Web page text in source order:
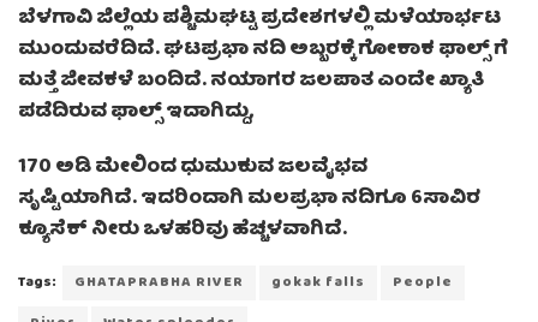
ಬೆಳಗಾವಿ ಜಿಲ್ಲೆಯ ಪಶ್ಚಿಮಘಟ್ಟ ಪ್ರದೇಶಗಳಲ್ಲಿ ಮಳೆಯಾರ್ಭಟ
ಮುಂದುವರೆದಿದೆ. ಘಟಪ್ರಭಾ ನದಿ ಅಬ್ಬರಕ್ಕೆ ಗೋಕಾಕ ಫಾಲ್ಸ್‌ ಗೆ
ಮತ್ತೆ ಜೀವಕಳೆ ಬಂದಿದೆ. ನಯಾಗರ ಜಲಪಾತ ಎಂದೇ ಖ್ಯಾತಿ
ಪಡೆದಿರುವ ಫಾಲ್ಸ್‌ ಇದಾಗಿದ್ದು,
170 ಅಡಿ ಮೇಲಿಂದ ಧುಮುಕುವ ಜಲವೈಭವ
ಸೃಷ್ಟಿಯಾಗಿದೆ. ಇದರಿಂದಾಗಿ ಮಲಪ್ರಭಾ ನದಿಗೂ 6ಸಾವಿರ
ಕ್ಯೂಸೆಕ್ ನೀರು ಒಳಹರಿವು ಹೆಚ್ಚಳವಾಗಿದೆ.
Tags: GHATAPRABHA RIVER gokak falls
People